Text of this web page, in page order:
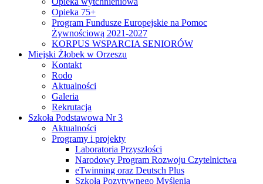
Opieka 75+
Program Fundusze Europejskie na Pomoc
Żywnościową 2021-2027
KORPUS WSPARCIA SENIORÓW
Miejski Żłobek w Orzeszu
Kontakt
Rodo
Aktualności
Galeria
Rekrutacja
Szkoła Podstawowa Nr 3
Aktualności
Programy i projekty
Laboratoria Przyszłości
Narodowy Program Rozwoju Czytelnictwa
eTwinning oraz Deutsch Plus
Szkoła Pozytywnego Myślenia